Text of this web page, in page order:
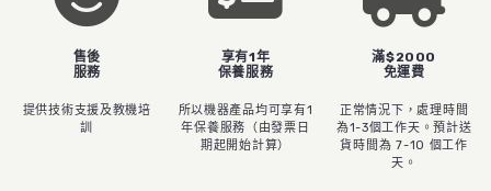
售後
服務
提供技術支援及教機培
訓
享有1年
保養服務
所以機器產品均可享有1
年保養服務（由發票日
期起開始計算）
滿$2000
免運費
正常情況下，處理時間
為1-3個工作天。預計送
貨時間為 7-10 個工作
天。